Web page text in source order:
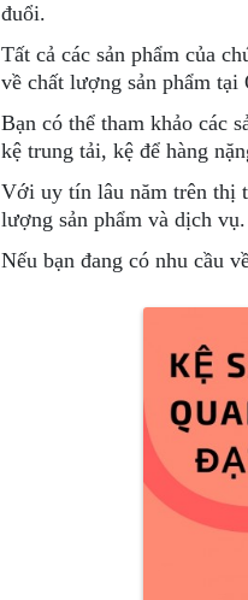
đuổi.
Tất cả các sản phẩm của
về chất lượng sản phẩm tại
Bạn có thể tham khảo các
kệ trung tải, kệ để hàng
Với uy tín lâu năm trên thị
lượng sản phẩm và dịch vụ.
Nếu bạn đang có nhu cầu